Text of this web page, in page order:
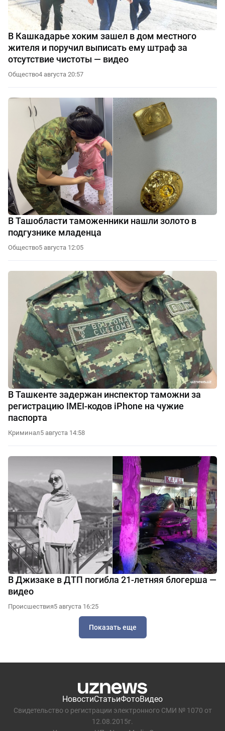
В Кашкадарье хоким зашел в дом местного
жителя и поручил выписать ему штраф за
отсутствие чистоты — видео
Общество4 августа 20:57
В Ташобласти таможенники нашли золото в
подгузнике младенца
Общество5 августа 12:05
В Ташкенте задержан инспектор таможни за
регистрацию IMEI-кодов iPhone на чужие
паспорта
Криминал5 августа 14:58
В Джизаке в ДТП погибла 21-летняя блогерша —
видео
Происшествия5 августа 16:25
Показать еще
НовостиСтатьиФотоВидео
Свидетельство о регистрации электронного СМИ № 1070 от
12.08.2015г.